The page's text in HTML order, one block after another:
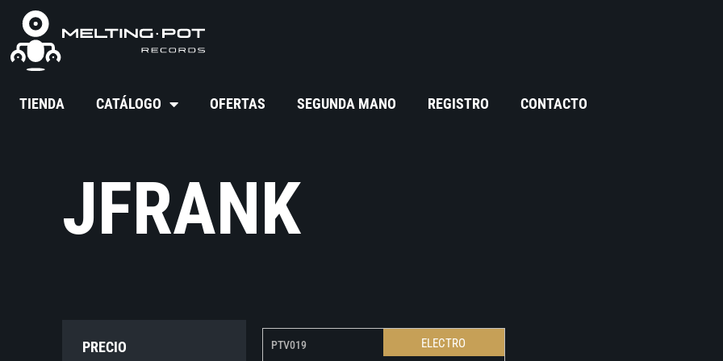
TIENDA CATÁLOGO OFERTAS SEGUNDA MANO REGISTRO CONTACTO
JFRANK
PRECIO PTV019 ELECTRO